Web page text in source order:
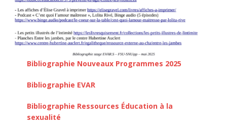
Bibliographie Nouveaux Programmes 2025
Bibliographie EVAR
Bibliographie Ressources Éducation à la
sexualité